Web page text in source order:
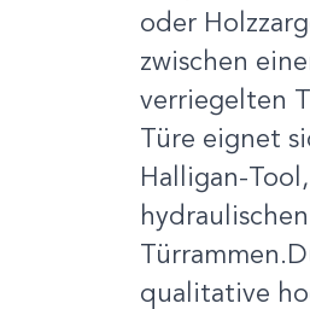
oder
zwischen
verriegelten
Türe eignet
Halligan-
qualitative